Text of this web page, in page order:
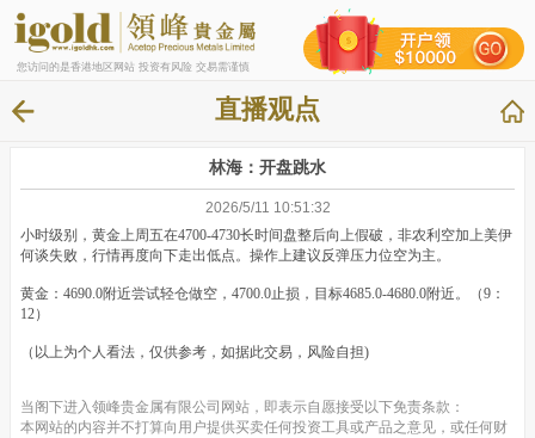
您访问的是香港地区网站 投资有风险 交易需谨慎
直播观点
林海：开盘跳水
2026/5/11 10:51:32
小时级别，黄金上周五在4700-4730长时间盘整后向上假破，非农利空加上美伊
何谈失败，行情再度向下走出低点。操作上建议反弹压力位空为主。
黄金：4690.0附近尝试轻仓做空，4700.0止损，目标4685.0-4680.0附近。（9：
12）
（以上为个人看法，仅供参考，如据此交易，风险自担)
当阁下进入领峰贵金属有限公司网站，即表示自愿接受以下免责条款：
本网站的内容并不打算向用户提供买卖任何投资工具或产品之意见，或任何财